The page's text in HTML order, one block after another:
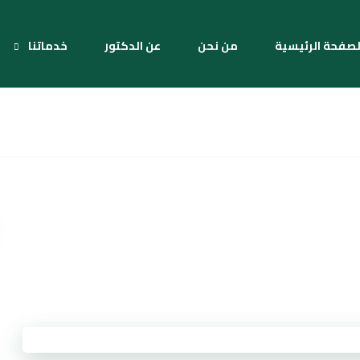
الرئيسية من نحن عن الدكتور خدماتنا